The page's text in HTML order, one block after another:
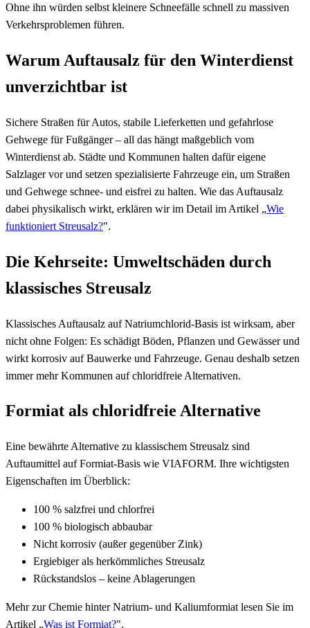
Ohne ihn würden selbst kleinere Schneefälle schnell zu massiven
Verkehrsproblemen führen.
Warum Auftausalz für den Winterdienst
unverzichtbar ist
Sichere Straßen für Autos, stabile Lieferketten und gefahrlose
Gehwege für Fußgänger – all das hängt maßgeblich vom
Winterdienst ab. Städte und Kommunen halten dafür eigene
Salzlager vor und setzen spezialisierte Fahrzeuge ein, um Straßen
und Gehwege schnee- und eisfrei zu halten. Wie das Auftausalz
dabei physikalisch wirkt, erklären wir im Detail im Artikel „Wie
funktioniert Streusalz?".
Die Kehrseite: Umweltschäden durch
klassisches Streusalz
Klassisches Auftausalz auf Natriumchlorid-Basis ist wirksam, aber
nicht ohne Folgen: Es schädigt Böden, Pflanzen und Gewässer und
wirkt korrosiv auf Bauwerke und Fahrzeuge. Genau deshalb setzen
immer mehr Kommunen auf chloridfreie Alternativen.
Formiat als chloridfreie Alternative
Eine bewährte Alternative zu klassischem Streusalz sind
Auftaumittel auf Formiat-Basis wie VIAFORM. Ihre wichtigsten
Eigenschaften im Überblick:
100 % salzfrei und chlorfrei
100 % biologisch abbaubar
Nicht korrosiv (außer gegenüber Zink)
Ergiebiger als herkömmliches Streusalz
Rückstandslos – keine Ablagerungen
Mehr zur Chemie hinter Natrium- und Kaliumformiat lesen Sie im
Artikel „Was ist Formiat?".